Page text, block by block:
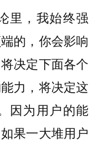
里，我始终强
的，你会影响
决定下面各个
力，将决定这
因为用户的能
果一大堆用户